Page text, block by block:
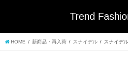
Trend
HOME 新商品・再入荷 スナイデル スナイデ